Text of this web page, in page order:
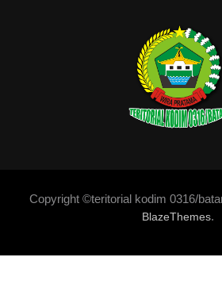
Copyright ©teritorial kodim 0316/
BlazeThemes.